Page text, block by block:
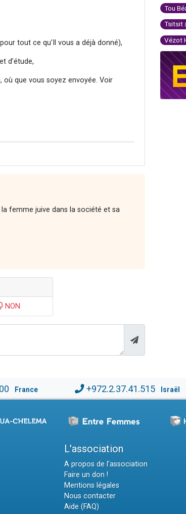
tout ce qu’Il vous a déjà donné),
d’étude,
que vous soyez envoyée. Voir
femme juive dans la société et sa
NON
Tou
Tsitsit
Vézot
France +972.2.37.41.515 Israël
L'association
A propos de l'association
Faire un don !
Mentions légales
Nous contacter
Aide (FAQ)